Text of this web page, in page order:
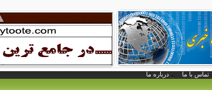
تماس با ما درباره ما